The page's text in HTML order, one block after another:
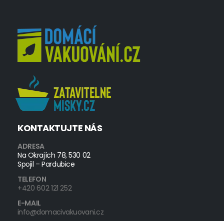
KONTAKTUJTE NÁS
ADRESA
Na Okrajích 78, 530 02
Spojil – Pardubice
TELEFON
+420 602 121 252
E-MAIL
info@domacivakuovani.cz